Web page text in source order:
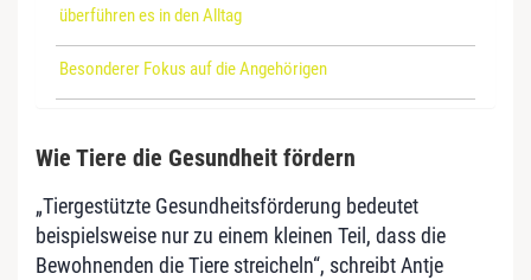
überführen es in den Alltag
Besonderer Fokus auf die Angehörigen
Wie Tiere die Gesundheit fördern
„Tiergestützte Gesundheitsförderung bedeutet
beispielsweise nur zu einem kleinen Teil, dass die
Bewohnenden die Tiere streicheln“, schreibt Antje